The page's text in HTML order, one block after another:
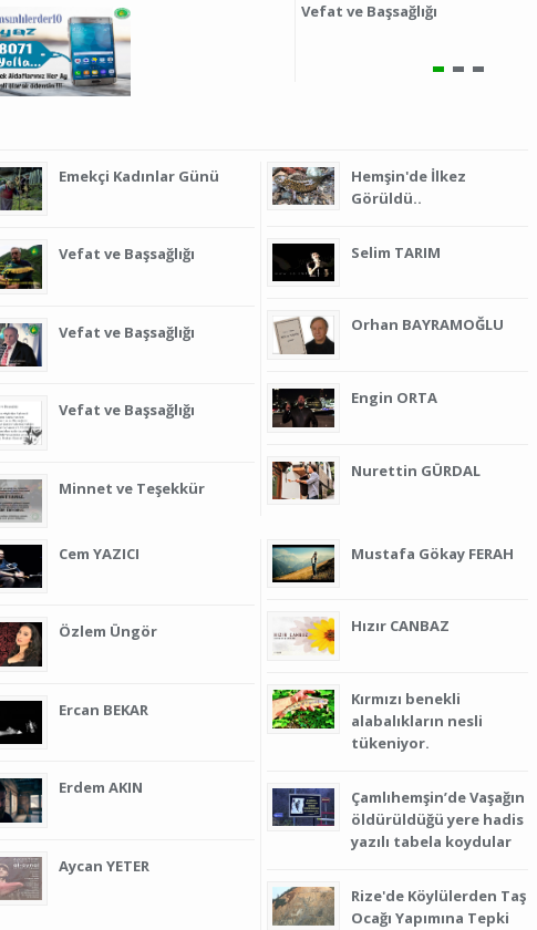
Vefat ve Başsağlığı
Emekçi Kadınlar Günü
Vefat ve Başsağlığı
Vefat ve Başsağlığı
Vefat ve Başsağlığı
Minnet ve Teşekkür
Hemşin'de İlkez
Görüldü..
Selim TARIM
Orhan BAYRAMOĞLU
Engin ORTA
Nurettin GÜRDAL
Cem YAZICI
Özlem Üngör
Ercan BEKAR
Erdem AKIN
Aycan YETER
Mustafa Gökay FERAH
Hızır CANBAZ
Kırmızı benekli
alabalıkların nesli
tükeniyor.
Çamlıhemşin’de Vaşağın
öldürüldüğü yere hadis
yazılı tabela koydular
Rize'de Köylülerden Taş
Ocağı Yapımına Tepki